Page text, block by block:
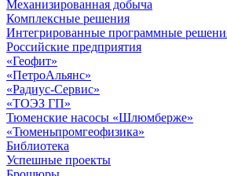
Механизированная добыча
Комплексные решения
Интегрированные программные
Российские предприятия
«Геофит»
«ПетроАльянс»
«Радиус-Сервис»
«ТОЭЗ ГП»
Тюменские насосы «Шлюмберже»
«Тюменьпромгеофизика»
Библиотека
Успешные проекты